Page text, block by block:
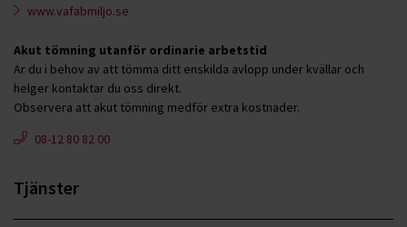
www.vafabmiljo.se
Akut tömning utanför ordinarie arbetstid
Är du i behov av att tömma ditt enskilda avlopp under kvällar och
helger kontaktar du oss direkt.
Observera att akut tömning medför extra kostnader.
08-12 80 82 00
Tjänster